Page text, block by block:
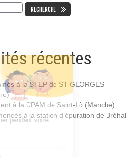
récentes
à la STEP de ST-GEORGES
à la CPAM de Saint-Lô (Manche)
à la station d’épuration de Bréhal